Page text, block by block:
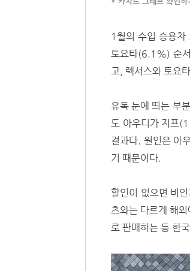
1월의 수입 승용
토요타(6.1%) 순
고, 렉서스와 토요
유독 눈에 띄는 부
도 아우디가 지프
결과다. 원인은 아
기 때문이다.
할인이 없으면 비
츠와는 다르게 해
로 판매하는 등 한